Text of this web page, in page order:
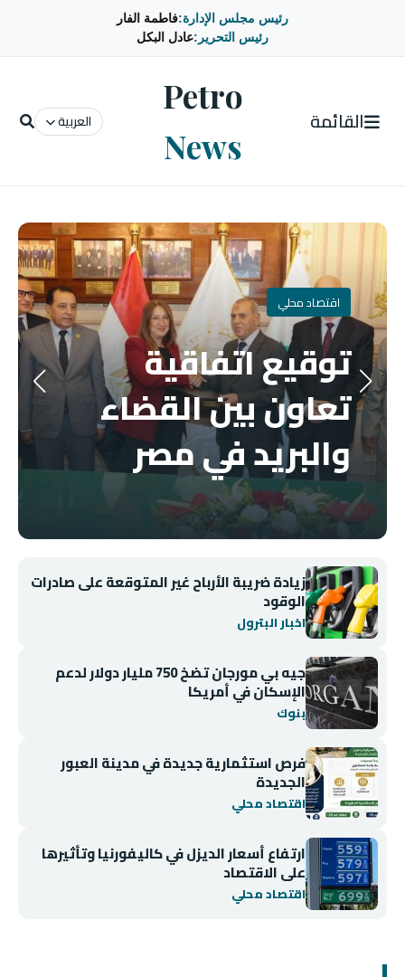
رئيس مجلس الإدارة:فاطمة الفار
رئيس التحرير:عادل البكل
القائمة
Petro
News
العربية
اقتصاد محلي
توقيع اتفاقية
تعاون بين القضاء
والبريد في مصر
زيادة ضريبة الأرباح غير المتوقعة على صادرات
الوقود
اخبار البترول
جيه بي مورجان تضخ 750 مليار دولار لدعم
الإسكان في أمريكا
بنوك
فرص استثمارية جديدة في مدينة العبور
الجديدة
اقتصاد محلي
ارتفاع أسعار الديزل في كاليفورنيا وتأثيرها
على الاقتصاد
اقتصاد محلي